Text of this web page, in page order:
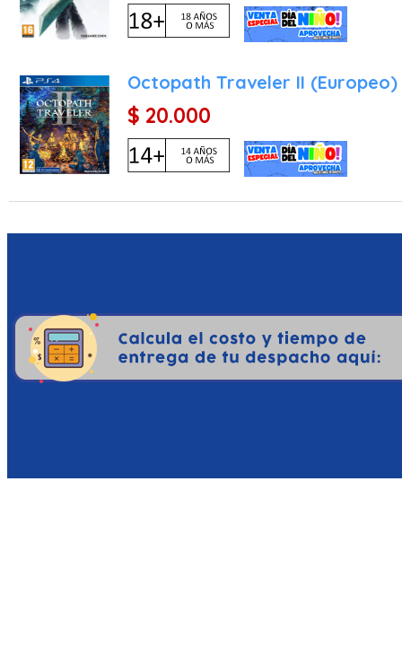
Octopath Traveler II (Europeo)
$ 20.000